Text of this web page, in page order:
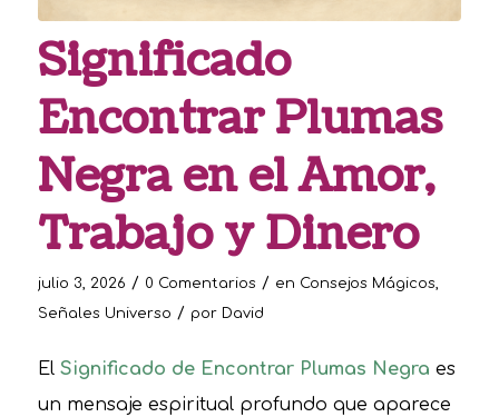
Significado
Encontrar Plumas
Negra en el Amor,
Trabajo y Dinero
julio 3, 2026 / 0 Comentarios / en Consejos Mágicos
Señales Universo / por David
El Significado de Encontrar Plumas Negra es
un mensaje espiritual profundo que aparece